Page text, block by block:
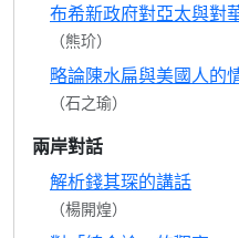
布希新政府對亞太與對
（熊玠）
略論陳水扁與美國人的
（石之瑜）
兩岸對話
解析錢其琛的講話
（楊開煌）